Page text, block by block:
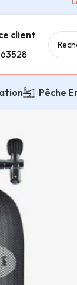
client
Pêche